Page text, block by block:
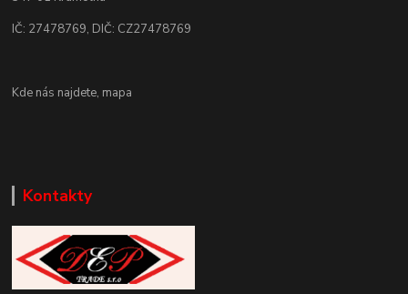
IČ: 27478769, DIČ: CZ27478769
Kde nás najdete, mapa
Kontakty